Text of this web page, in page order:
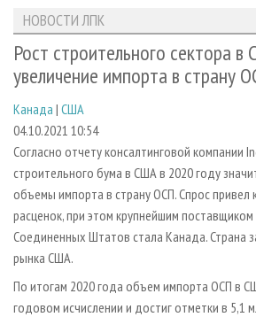
ЛЕСОЗАГОТОВКА
ЛЕСОПИЛЕНИЕ
СУШКА ДРЕВЕСИНЫ
ПРОИЗВОДСТВО ДРЕВЕСНЫХ ПЛИТ
ДЕРЕВЯННОЕ ДОМОСТРОЕНИЕ
ПРОИЗВОДСТВО МЕБЕЛИ
БИОЭНЕРГЕТИКА
ИНСТРУМЕНТ И МАТЕРИАЛЫ
НОВОСТИ ЛПК
НОВОСТИ ЖУРНАЛА
ПРОЕКТЫ ЛПИ
АНАЛИТИКА
ПРЕДПРИЯТИЯ ЛПК
ПЕРСОНЫ
МОБИЛЬНЫЕ ВЫСТАВКИ
ОФИЦИАЛЬНЫЕ ДЕЛЕГАЦИИ
ПРИОРИТЕТНЫЕ ИНВЕСТПРОЕКТЫ
RUSSIAN FORESTRY REVIEW
ГАЗЕТА ЛЕСПРОМФОРУМ
БИБЛИОТЕКА СПЕЦИАЛИСТА
АРХИВ ЖУРНАЛОВ
О ЖУРНАЛЕ
ПОДПИСКА
КОНТАКТЫ
РЕКЛАМОДАТЕЛЯМ
РЕКЛАМА
РЕКЛАМА НА САЙТЕ
НОВОСТИ ЛПК
Рост строительного сектора
увеличение импорта в страну
Канада | США
04.10.2021 10:54
Согласно отчету консалтинговой компании
строительного бума в США в 2020 году
объемы импорта в страну ОСП. Спрос привел
расценок, при этом крупнейшим
Соединенных Штатов стала Канада. Страна
рынка США.
По итогам 2020 года объем импорта ОСП в
годовом исчислении и достиг отметки в 5,1